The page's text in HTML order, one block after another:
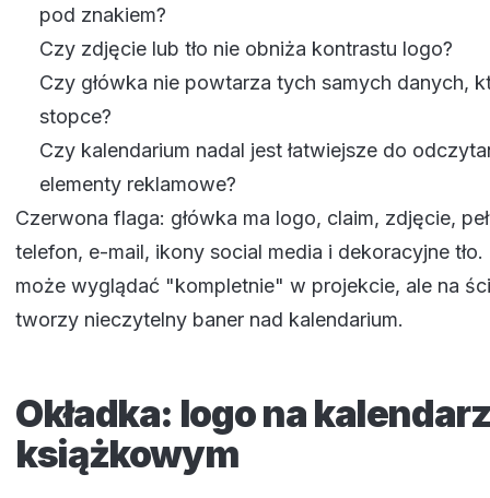
pod znakiem?
Czy zdjęcie lub tło nie obniża kontrastu logo?
Czy główka nie powtarza tych samych danych,
stopce?
Czy kalendarium nadal jest łatwiejsze do
elementy reklamowe?
Czerwona flaga: główka ma logo, claim, zdjęcie,
telefon, e-mail, ikony social media i dekoracyjne
może wyglądać "kompletnie" w projekcie, ale na
tworzy nieczytelny baner nad kalendarium.
Okładka: logo na
książkowym